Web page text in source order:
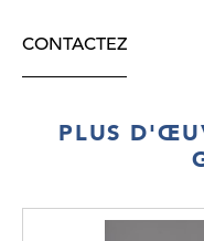
CONTACTEZ
PLUS